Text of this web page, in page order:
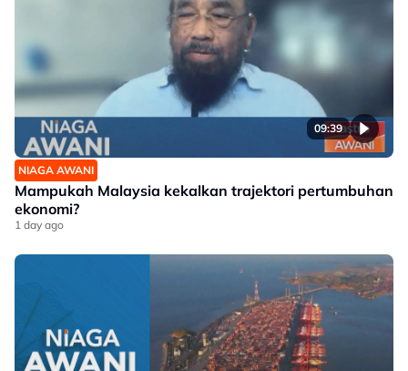
09:39
NIAGA AWANI
Mampukah Malaysia kekalkan trajektori pertumbuhan
ekonomi?
1 day ago